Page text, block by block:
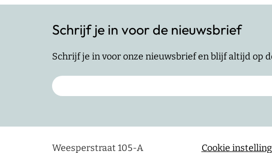
Schrijf je in voor de nieuwsbrief
Schrijf je in voor onze nieuwsbrief en blijf altijd op
Weesperstraat 105-A Cookie